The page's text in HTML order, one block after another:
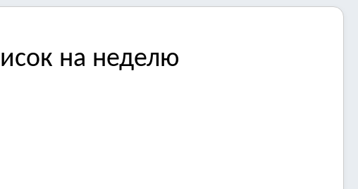
на неделю